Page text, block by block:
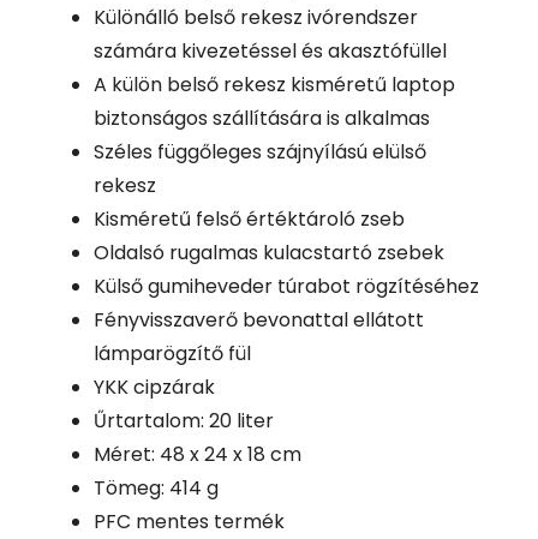
Különálló belső rekesz ivórendszer
számára kivezetéssel és akasztófüllel
A külön belső rekesz kisméretű laptop
biztonságos szállítására is alkalmas
Széles függőleges szájnyílású elülső
rekesz
Kisméretű felső értéktároló zseb
Oldalsó rugalmas kulacstartó zsebek
Külső gumiheveder túrabot rögzítéséhez
Fényvisszaverő bevonattal ellátott
lámparögzítő fül
YKK cipzárak
Űrtartalom: 20 liter
Méret: 48 x 24 x 18 cm
Tömeg: 414 g
PFC mentes termék